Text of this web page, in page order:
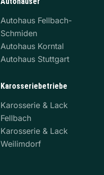
Autohaus Fellbach-
Schmiden
Autohaus Korntal
Autohaus Stuttgart
Karosseriebetriebe
Karosserie & Lack
Fellbach
Karosserie & Lack
Weilimdorf